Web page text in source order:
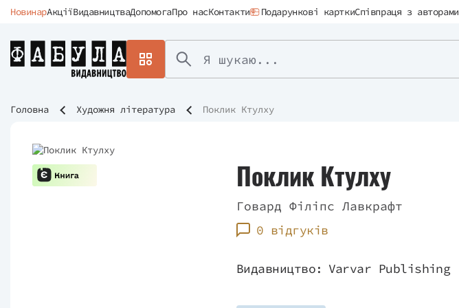
НовинарАкціїВидавництваДопомогаПро насКонтакти Подарункові карткиСпівпраця з авторами
Головна Художня література Поклик Ктулху
Поклик Ктулху
Говард Філіпс Лавкрафт
0 відгуків
Видавництво: Varvar Publishing